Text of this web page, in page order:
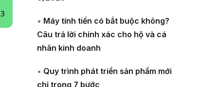
• Máy tính tiền có bắt buộc không?
Câu trả lời chính xác cho hộ và cá
nhân kinh doanh
• Quy trình phát triển sản phẩm mới
chỉ trong 7 bước